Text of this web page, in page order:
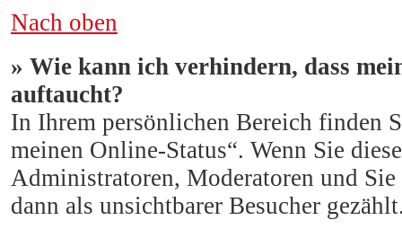
Nach oben
» Wie kann ich verhindern, dass
auftaucht?
In Ihrem persönlichen Bereich finden
meinen Online-Status“. Wenn Sie
Administratoren, Moderatoren und
dann als unsichtbarer Besucher